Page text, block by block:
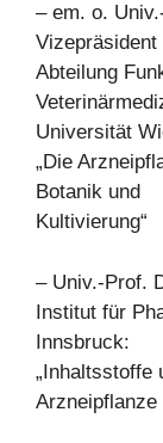
– em. o.
Vizepräsident
Abteilung
Universität
„Die
Botanik und
Kultivierung“
– Univ.-Prof.
Institut für
Innsbruck:
„Inhaltsstoffe
Arzneipflanze